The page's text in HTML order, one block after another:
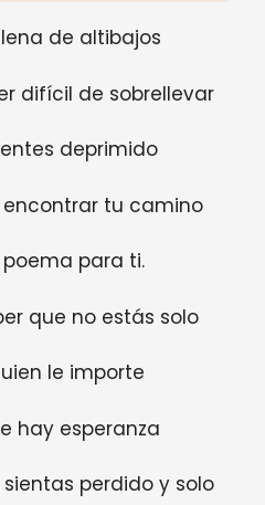
de altibajos
difícil de sobrellevar
deprimido
tu camino
poema para ti.
que no estás solo
le importe
hay esperanza
perdido y solo